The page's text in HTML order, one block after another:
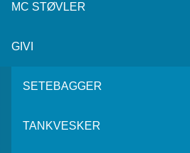
MC STØVLER
GIVI
SETEBAGGER
TANKVESKER